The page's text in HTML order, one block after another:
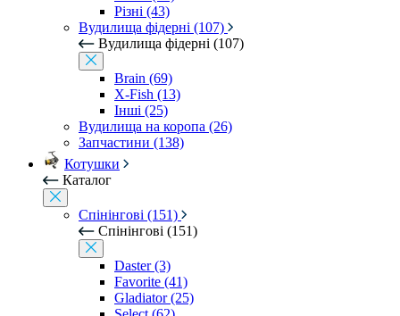
Різні (43)
Вудилища фідерні (107)
Вудилища фідерні (107)
Brain (69)
X-Fish (13)
Інші (25)
Вудилища на коропа (26)
Запчастини (138)
Котушки
Каталог
Спінінгові (151)
Спінінгові (151)
Daster (3)
Favorite (41)
Gladiator (25)